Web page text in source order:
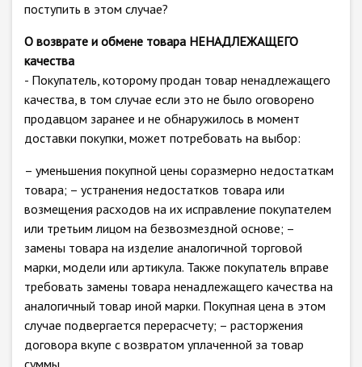
поступить в этом случае?
О возврате и обмене товара НЕНАДЛЕЖАЩЕГО
качества
- Покупатель, которому продан товар ненадлежащего
качества, в том случае если это не было оговорено
продавцом заранее и не обнаружилось в момент
доставки покупки, может потребовать на выбор:
– уменьшения покупной цены соразмерно недостаткам
товара; – устранения недостатков товара или
возмещения расходов на их исправление покупателем
или третьим лицом на безвозмездной основе; –
замены товара на изделие аналогичной торговой
марки, модели или артикула. Также покупатель вправе
требовать замены товара ненадлежащего качества на
аналогичный товар иной марки. Покупная цена в этом
случае подвергается перерасчету; – расторжения
договора вкупе с возвратом уплаченной за товар